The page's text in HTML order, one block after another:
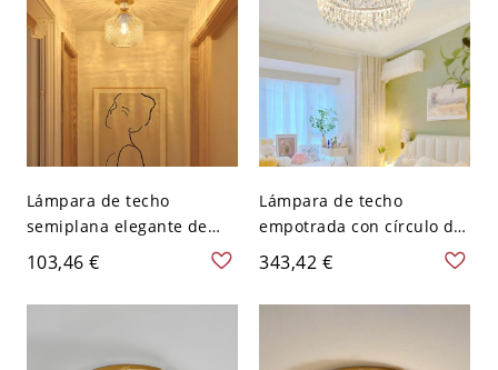
Lámpara de techo
semiplana elegante de
oro con pantalla de vidrio
prismático - 110 A 120 V
Transparente
103,46 €
Lámpara de techo
empotrada con círculo de
cristal plateado y pantalla
de vidrio prismatico - 110
A 120 V 50,8 cm
343,42 €